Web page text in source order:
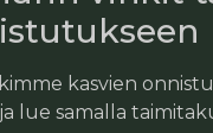
istutukseen
kasvien
lue samalla